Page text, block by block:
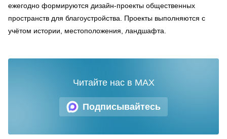
ежегодно формируются дизайн-проекты общественных
пространств для благоустройства. Проекты выполняются с
учётом истории, местоположения, ландшафта.
Подписывайтесь
Читайте нас в MAX